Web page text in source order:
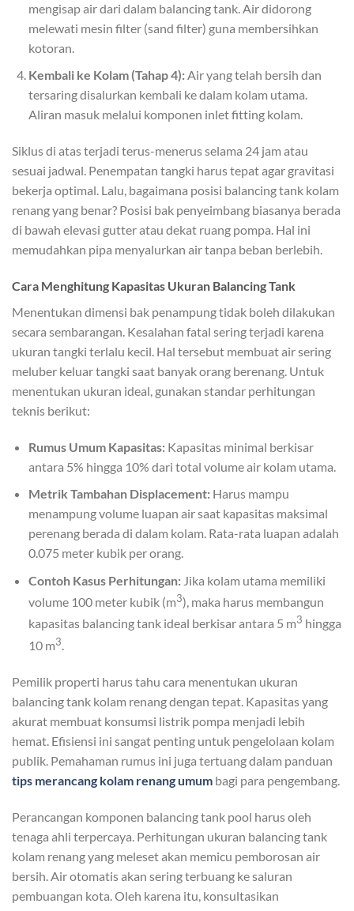
mengisap air dari dalam balancing tank. Air didorong
melewati mesin filter (sand filter) guna membersihkan
kotoran.
Kembali ke Kolam (Tahap 4):Air yang telah bersih dan
tersaring disalurkan kembali ke dalam kolam utama.
Aliran masuk melalui komponen inlet fitting kolam.
Siklus di atas terjadi terus-menerus selama 24 jam atau
sesuai jadwal. Penempatan tangki harus tepat agar gravitasi
bekerja optimal. Lalu, bagaimana posisi balancing tank kolam
renang yang benar? Posisi bak penyeimbang biasanya berada
di bawah elevasi gutter atau dekat ruang pompa. Hal ini
memudahkan pipa menyalurkan air tanpa beban berlebih.
Cara Menghitung Kapasitas Ukuran Balancing Tank
Menentukan dimensi bak penampung tidak boleh dilakukan
secara sembarangan. Kesalahan fatal sering terjadi karena
ukuran tangki terlalu kecil. Hal tersebut membuat air sering
meluber keluar tangki saat banyak orang berenang. Untuk
menentukan ukuran ideal, gunakan standar perhitungan
teknis berikut:
Rumus Umum Kapasitas:Kapasitas minimal berkisar
antara 5% hingga 10% dari total volume air kolam utama.
Metrik Tambahan Displacement:Harus mampu
menampung volume luapan air saat kapasitas maksimal
perenang berada di dalam kolam. Rata-rata luapan adalah
0.075 meter kubik per orang.
Contoh Kasus Perhitungan:Jika kolam utama memiliki
volume 100 meter kubik (m3), maka harus membangun
kapasitas balancing tank ideal berkisar antara 5 m3 hingga
10 m3.
Pemilik properti harus tahu cara menentukan ukuran
balancing tank kolam renang dengan tepat. Kapasitas yang
akurat membuat konsumsi listrik pompa menjadi lebih
hemat. Efisiensi ini sangat penting untuk pengelolaan kolam
publik. Pemahaman rumus ini juga tertuang dalam panduan
tips merancang kolam renang umum bagi para pengembang.
Perancangan komponen balancing tank pool harus oleh
tenaga ahli terpercaya. Perhitungan ukuran balancing tank
kolam renang yang meleset akan memicu pemborosan air
bersih. Air otomatis akan sering terbuang ke saluran
pembuangan kota. Oleh karena itu, konsultasikan